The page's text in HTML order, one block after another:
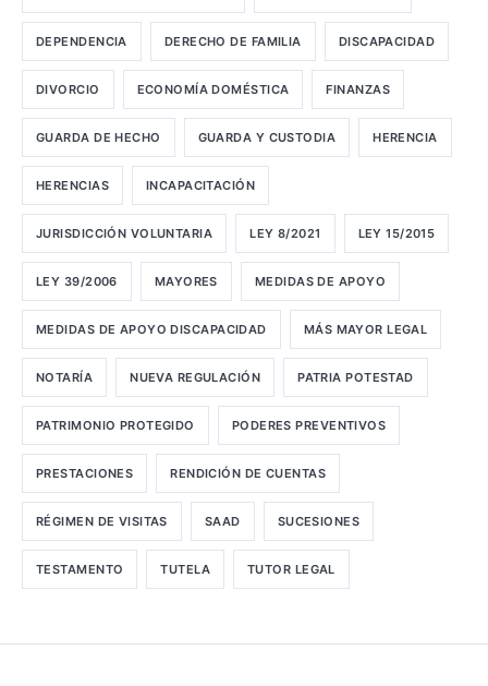
DEPENDENCIA DERECHO DE FAMILIA DISCAPACIDAD
DIVORCIO ECONOMÍA DOMÉSTICA FINANZAS
GUARDA DE HECHO GUARDA Y CUSTODIA HERENCIA
HERENCIAS INCAPACITACIÓN
JURISDICCIÓN VOLUNTARIA LEY 8/2021 LEY 15/2015
LEY 39/2006 MAYORES MEDIDAS DE APOYO
MEDIDAS DE APOYO DISCAPACIDAD MÁS MAYOR LEGAL
NOTARÍA NUEVA REGULACIÓN PATRIA POTESTAD
PATRIMONIO PROTEGIDO PODERES PREVENTIVOS
PRESTACIONES RENDICIÓN DE CUENTAS
RÉGIMEN DE VISITAS SAAD SUCESIONES
TESTAMENTO TUTELA TUTOR LEGAL